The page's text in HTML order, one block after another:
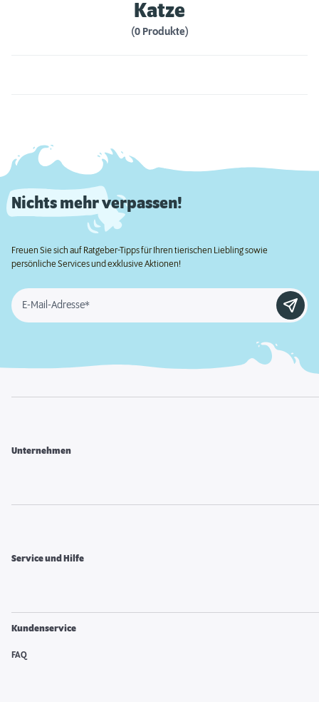
Katze
(0 Produkte)
Nichts mehr verpassen!
Freuen Sie sich auf Ratgeber-Tipps für Ihren tierischen Liebling sowie
persönliche Services und exklusive Aktionen!
E-Mail-Adresse*
Unternehmen
Service und Hilfe
Kundenservice
FAQ